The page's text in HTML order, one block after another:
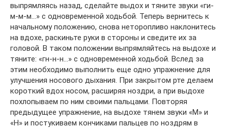
выпрямляясь назад, сделайте выдох и тяните звуки «ги-
м-м-м…» с одновременной ходьбой. Теперь вернитесь к
начальному положению, снова неторопливо наклонитесь
на вдохе, раскиньте руки в стороны и сведите их за
головой. В таком положении выпрямляйтесь на выдохе и
тяните: «гн-н-н…» с одновременной ходьбой. Вслед за
этим необходимо выполнить еще одно упражнение для
улучшения носового дыхания. При закрытом рте делаем
короткий вдох носом, расширяя ноздри, а при выдохе
похлопываем по ним своими пальцами. Повторяя
предыдущее упражнение, на выдохе тянем звуки «М» и
«Н» и постукиваем кончиками пальцев по ноздрям в